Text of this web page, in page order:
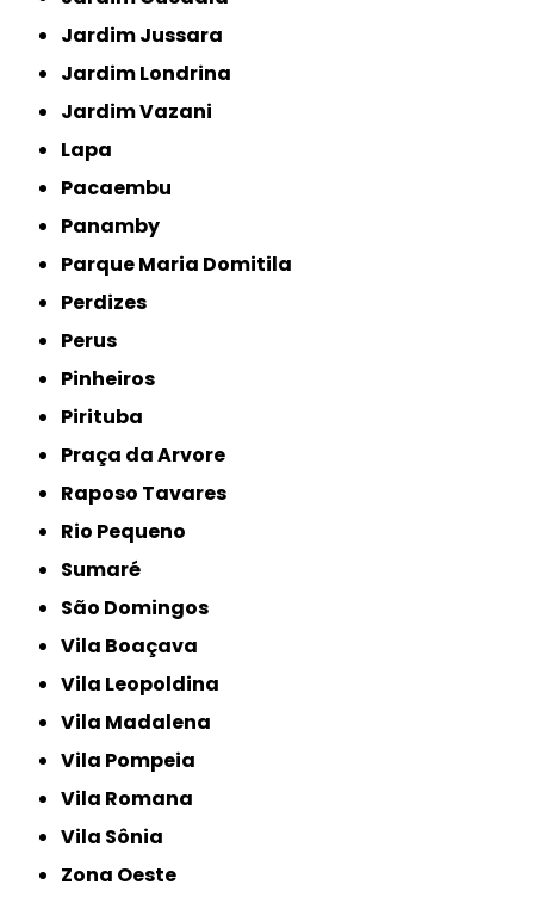
Jardim Jussara
Jardim Londrina
Jardim Vazani
Lapa
Pacaembu
Panamby
Parque Maria Domitila
Perdizes
Perus
Pinheiros
Pirituba
Praça da Arvore
Raposo Tavares
Rio Pequeno
Sumaré
São Domingos
Vila Boaçava
Vila Leopoldina
Vila Madalena
Vila Pompeia
Vila Romana
Vila Sônia
Zona Oeste